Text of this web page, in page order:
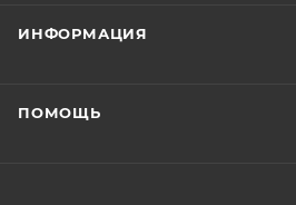
ИНФОРМАЦИЯ
ПОМОЩЬ